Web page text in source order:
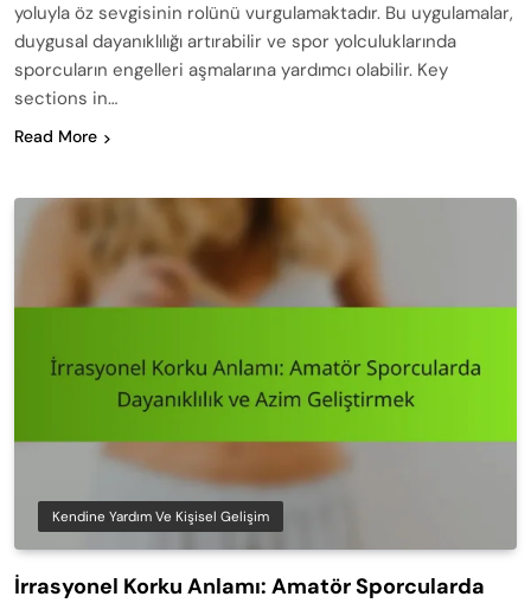
yoluyla öz sevgisinin rolünü vurgulamaktadır. Bu uygulamalar,
duygusal dayanıklılığı artırabilir ve spor yolculuklarında
sporcuların engelleri aşmalarına yardımcı olabilir. Key
sections in…
Read More
Kendine Yardım Ve Kişisel Gelişim
İrrasyonel Korku Anlamı: Amatör Sporcularda